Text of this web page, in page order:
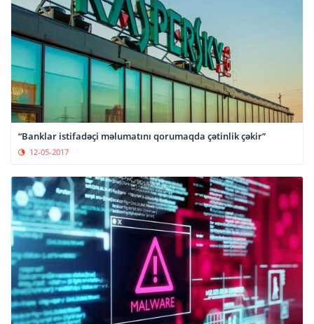
“Banklar istifadəçi məlumatını qorumaqda çətinlik çəkir”
12-05-2017